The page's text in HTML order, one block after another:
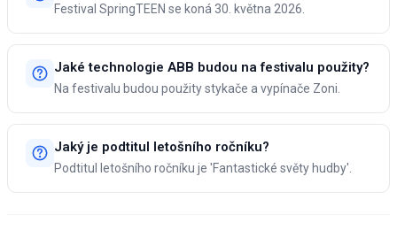
Festival SpringTEEN se koná 30. května 2026.
Jaké technologie ABB budou na festivalu použity?
Na festivalu budou použity stykače a vypínače Zoni.
Jaký je podtitul letošního ročníku?
Podtitul letošního ročníku je 'Fantastické světy hudby'.